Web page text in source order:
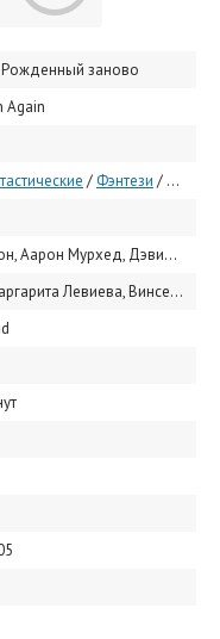
заново
Again
/Фэнтези /
Аарон Мурхед, Дэвид Бойд
Уилсон Бетел, Джон Бернтал, Дебора Энн Уолл, Арти Фрушан, Никки М. Джеймс, Айелет Зурер